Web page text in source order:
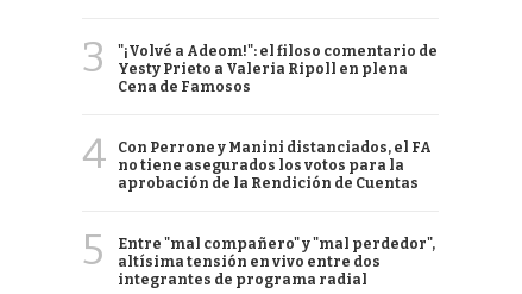
3
"¡Volvé a Adeom!": el filoso comentario de
Yesty Prieto a Valeria Ripoll en plena
Cena de Famosos
4
Con Perrone y Manini distanciados, el FA
no tiene asegurados los votos para la
aprobación de la Rendición de Cuentas
5
Entre "mal compañero" y "mal perdedor",
altísima tensión en vivo entre dos
integrantes de programa radial